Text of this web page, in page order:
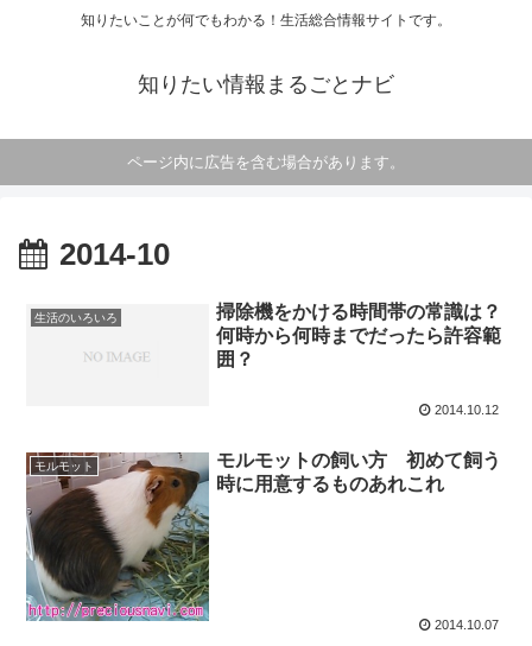
知りたいことが何でもわかる！生活総合情報サイトです。
知りたい情報まるごとナビ
ページ内に広告を含む場合があります。
2014-10
生活のいろいろ
掃除機をかける時間帯の常識は？
何時から何時までだったら許容範
囲？
2014.10.12
モルモット
モルモットの飼い方 初めて飼う
時に用意するものあれこれ
2014.10.07